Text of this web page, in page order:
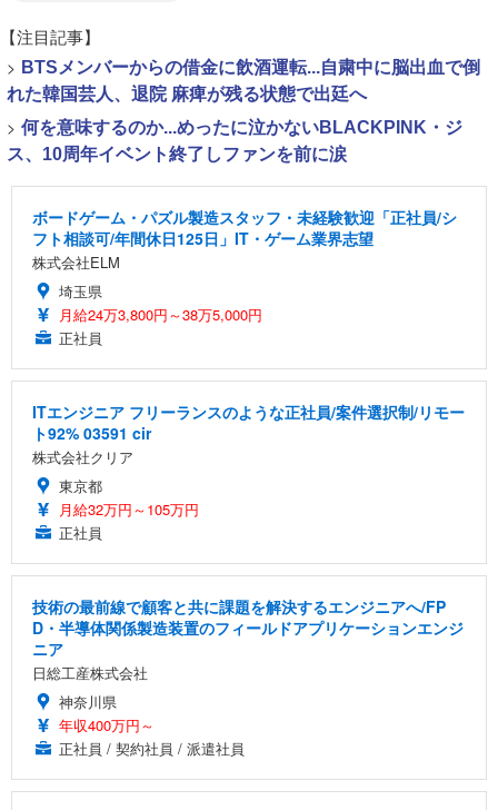
【注目記事】
> BTSメンバーからの借金に飲酒運転...自粛中に脳出血で倒
れた韓国芸人、退院 麻痺が残る状態で出廷へ
> 何を意味するのか...めったに泣かないBLACKPINK・ジ
ス、10周年イベント終了しファンを前に涙
ボードゲーム・パズル製造スタッフ・未経験歓迎「正社員/シ
フト相談可/年間休日125日」IT・ゲーム業界志望
株式会社ELM
埼玉県
月給24万3,800円～38万5,000円
正社員
ITエンジニア フリーランスのような正社員/案件選択制/リモー
ト92% 03591 cir
株式会社クリア
東京都
月給32万円～105万円
正社員
技術の最前線で顧客と共に課題を解決するエンジニアへ/FP
D・半導体関係製造装置のフィールドアプリケーションエンジ
ニア
日総工産株式会社
神奈川県
年収400万円～
正社員 / 契約社員 / 派遣社員